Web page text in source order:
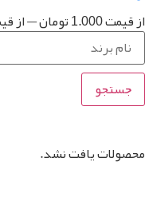
تومان—از قیمت
نشد.